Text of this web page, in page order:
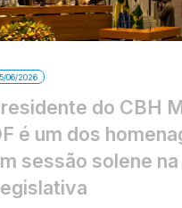
Câmara